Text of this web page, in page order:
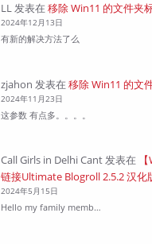
LL发表在 移除 Win11 的文件夹
2024年12月13日
有新的解决方法了么
zjahon 发表在 移除 Win11 的文
2024年11月23日
这参数 有点多。。。。
Call Girls in Delhi Cant发表在
链接Ultimate Blogroll 2.5.2 汉化
2024年5月15日
Hello my family memb…